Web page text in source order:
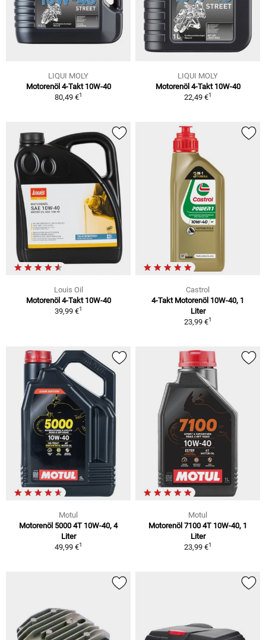
LIQUI MOLY
Motorenöl 4-Takt 10W-40
80,49 €1
LIQUI MOLY
Motorenöl 4-Takt 10W-40
22,49 €1
Louis Oil
Motorenöl 4-Takt 10W-40
39,99 €1
Castrol
4-Takt Motorenöl 10W-40, 1
Liter
23,99 €1
Motul
Motorenöl 5000 4T 10W-40, 4
Liter
49,99 €1
Motul
Motorenöl 7100 4T 10W-40, 1
Liter
23,99 €1